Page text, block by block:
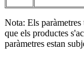
Nota: Els
que els productes
paràmetres estan